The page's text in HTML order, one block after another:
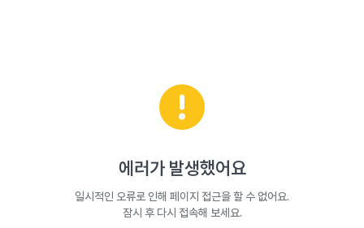
에러가 발생했어요
일시적인 오류로 인해 페이지 접근을 할 수 없어요.
잠시 후 다시 접속해 보세요.